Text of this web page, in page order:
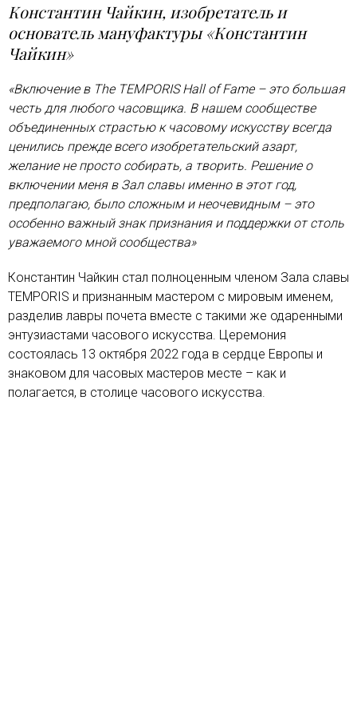
Константин Чайкин, изобретатель и
основатель мануфактуры «Константин
Чайкин»
«Включение в The TEMPORIS Hall of Fame – это большая
честь для любого часовщика. В нашем сообществе
объединенных страстью к часовому искусству всегда
ценились прежде всего изобретательский азарт,
желание не просто собирать, а творить. Решение о
включении меня в Зал славы именно в этот год,
предполагаю, было сложным и неочевидным – это
особенно важный знак признания и поддержки от столь
уважаемого мной сообщества»
Константин Чайкин стал полноценным членом Зала славы
TEMPORIS и признанным мастером с мировым именем,
разделив лавры почета вместе с такими же одаренными
энтузиастами часового искусства. Церемония
состоялась 13 октября 2022 года в сердце Европы и
знаковом для часовых мастеров месте – как и
полагается, в столице часового искусства.